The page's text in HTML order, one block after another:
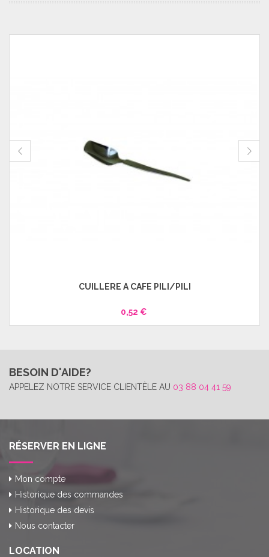
CUILLÈRE À CAFÉ PILI/PILI
0,52 €
BESOIN D'AIDE?
APPELEZ NOTRE SERVICE CLIENTÈLE AU 03 88 04 41 59
RÉSERVER EN LIGNE
Mon compte
Historique des commandes
Historique des devis
Nous contacter
LOCATION